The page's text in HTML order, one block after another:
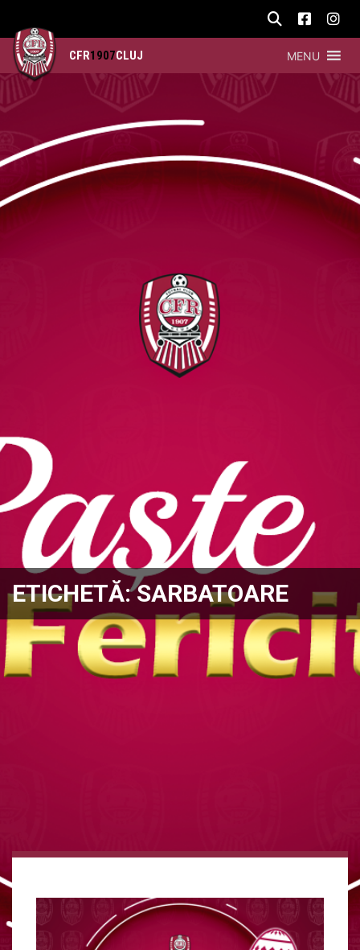
CFR1907CLUJ MENU
ETICHETĂ:SARBATOARE